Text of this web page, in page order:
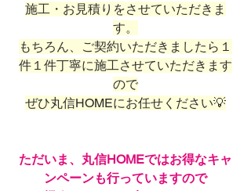
施工・お見積りをさせていただきま
す。
もちろん、ご契約いただきましたら１
件１件丁寧に施工させていただきます
ので
ぜひ丸信HOMEにお任せください💡
ただいま、丸信HOMEではお得なキャ
ンペーンも行っていますので